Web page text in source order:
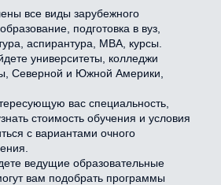
все виды зарубежного
подготовка в вуз,
аспирантура, MBA, курсы.
университеты, колледжи
Северной и Южной Америки,
вас специальность,
стоимость обучения и условия
с вариантами очного
ведущие образовательные
вам подобрать программы